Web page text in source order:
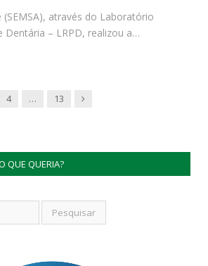
(SEMSA), através do Laboratório
Dentária – LRPD, realizou a…
4 … 13 Next
QUE QUERIA?